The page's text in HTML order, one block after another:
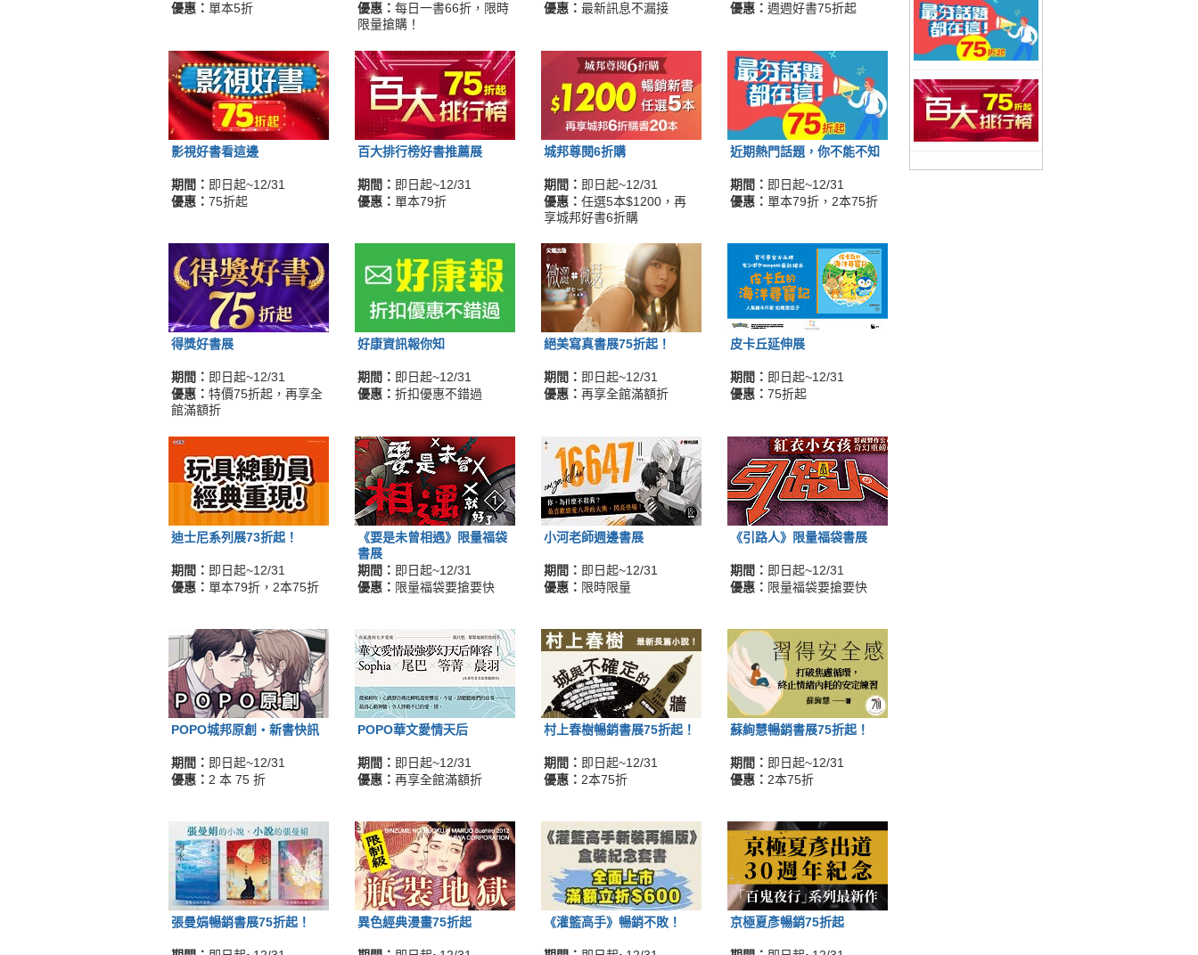
優惠：單本5折
優惠：每日一書66折，限時
限量搶購！
優惠：最新訊息不漏接
優惠：週週好書75折起
影視好書看這邊
期間： 即日起~12/31
優惠：75折起
百大排行榜好書推薦展
期間： 即日起~12/31
優惠： 單本79折
城邦尊閱6折購
期間： 即日起~12/31
優惠：任選5本$1200，再
享城邦好書6折購
近期熱門話題，你不能不知
期間： 即日起~12/31
優惠： 單本79折，2本75折
得獎好書展
期間： 即日起~12/31
優惠：特價75折起，再享全
館滿額折
好康資訊報你知
期間： 即日起~12/31
優惠：折扣優惠不錯過
絕美寫真書展75折起！
期間： 即日起~12/31
優惠：再享全館滿額折
皮卡丘延伸展
期間： 即日起~12/31
優惠：75折起
迪士尼系列展73折起！
期間： 即日起~12/31
優惠： 單本79折，2本75折
《要是未曾相遇》限量福袋
書展
期間： 即日起~12/31
優惠： 限量福袋要搶要快
小河老師週邊書展
期間： 即日起~12/31
優惠： 限時限量
《引路人》限量福袋書展
期間： 即日起~12/31
優惠： 限量福袋要搶要快
POPO城邦原創‧新書快訊
期間： 即日起~12/31
優惠： 2 本 75 折
POPO華文愛情天后
期間： 即日起~12/31
優惠：再享全館滿額折
村上春樹暢銷書展75折起！
期間： 即日起~12/31
優惠： 2本75折
蘇絢慧暢銷書展75折起！
期間： 即日起~12/31
優惠： 2本75折
張曼娟暢銷書展75折起！ 異色經典漫畫75折起 《灌籃高手》暢銷不敗！ 京極夏彥暢銷75折起